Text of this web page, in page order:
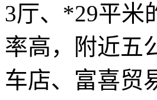
3厅、*29平米
率高，附近五
车店、富喜贸